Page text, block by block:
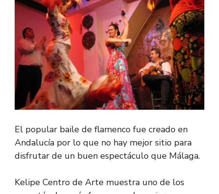
El popular baile de flamenco fue creado en
Andalucía por lo que no hay mejor sitio para
disfrutar de un buen espectáculo que Málaga.
Kelipe Centro de Arte muestra uno de los